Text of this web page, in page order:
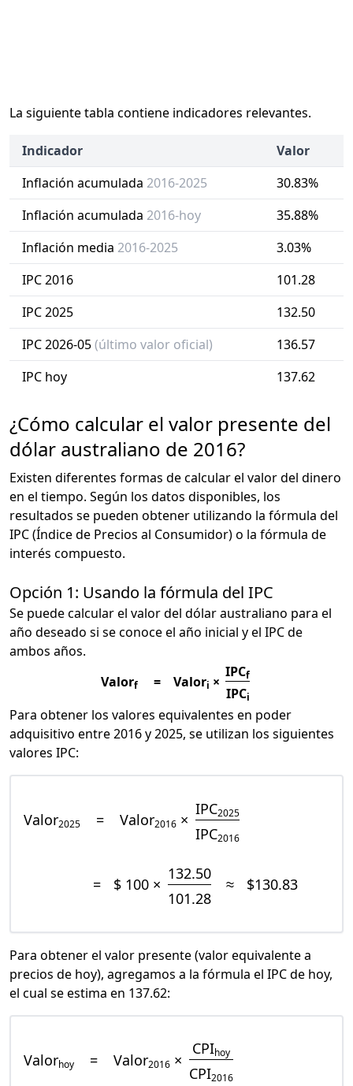
La siguiente tabla contiene indicadores relevantes.
Indicador
Valor
Inflación acumulada 2016-2025
30.83%
Inflación acumulada 2016-hoy
35.88%
Inflación media 2016-2025
3.03%
IPC 2016
101.28
IPC 2025
132.50
IPC 2026-05(último valor oficial)
136.57
IPC hoy
137.62
¿Cómo calcular el valor presente del
dólar australiano de 2016?
Existen diferentes formas de calcular el valor del dinero
en el tiempo. Según los datos disponibles, los
resultados se pueden obtener utilizando la fórmula del
IPC (Índice de Precios al Consumidor) o la fórmula de
interés compuesto.
Opción 1: Usando la fórmula del IPC
Se puede calcular el valor del dólar australiano para el
año deseado si se conoce el año inicial y el IPC de
ambos años.
Valorf = Valori ×
IPCf
IPCi
Para obtener los valores equivalentes en poder
adquisitivo entre 2016 y 2025, se utilizan los siguientes
valores IPC:
Valor2025 = Valor2016 ×
IPC2025
IPC2016
= $ 100 ×
132.50
101.28
≈ $130.83
Para obtener el valor presente (valor equivalente a
precios de hoy), agregamos a la fórmula el IPC de hoy,
el cual se estima en 137.62:
Valorhoy = Valor2016 ×
CPIhoy
CPI2016